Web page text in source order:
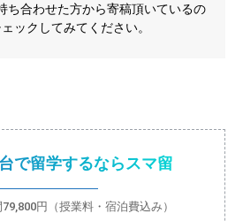
ち合わせた方から寄稿頂いているの
ックしてみてください。
で留学するならスマ留
円（授業料・宿泊費込み）